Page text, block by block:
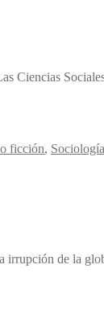
Ciencias
ficción, Sociología
irrupción de la